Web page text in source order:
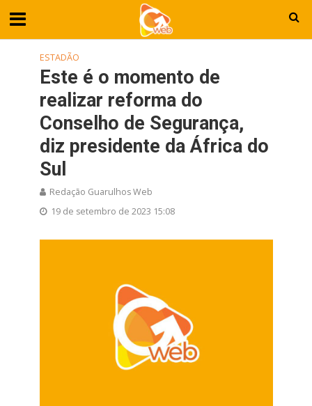
ESTADÃO
Este é o momento de
realizar reforma do
Conselho de Segurança,
diz presidente da África do
Sul
Redação Guarulhos Web
19 de setembro de 2023 15:08